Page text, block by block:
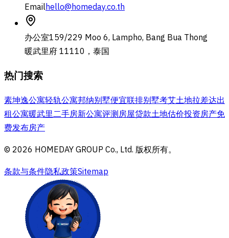
Emailhello@homeday.co.th
办公室159/229 Moo 6, Lampho, Bang Bua Thong
暖武里府 11110，泰国
热门搜索
素坤逸公寓轻轨公寓邦纳别墅便宜联排别墅考艾土地拉差达出
租公寓暖武里二手房新公寓评测房屋贷款土地估价投资房产免
费发布房产
© 2026 HOMEDAY GROUP Co., Ltd. 版权所有。
条款与条件隐私政策Sitemap